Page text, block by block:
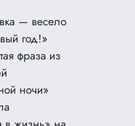
— весело
год!»
фраза из
ночи»